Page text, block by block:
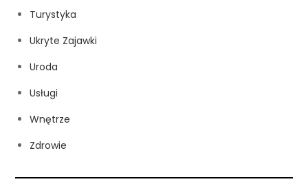
Turystyka
Ukryte Zajawki
Uroda
Usługi
Wnętrze
Zdrowie